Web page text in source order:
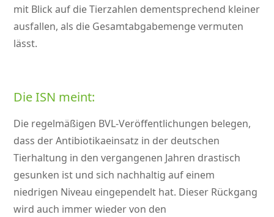
mit Blick auf die Tierzahlen dementsprechend kleiner
ausfallen, als die Gesamtabgabemenge vermuten
lässt.
Die ISN meint:
Die regelmäßigen BVL-Veröffentlichungen belegen,
dass der Antibiotikaeinsatz in der deutschen
Tierhaltung in den vergangenen Jahren drastisch
gesunken ist und sich nachhaltig auf einem
niedrigen Niveau eingependelt hat. Dieser Rückgang
wird auch immer wieder von den